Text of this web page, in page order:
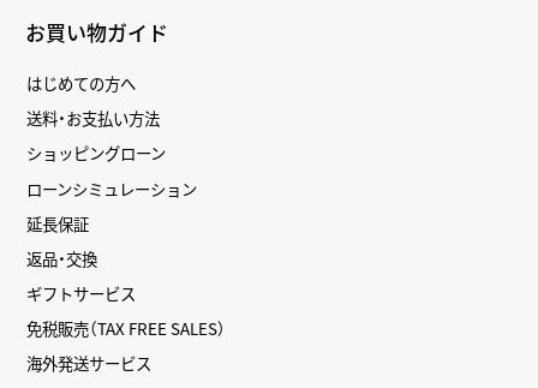
お買い物ガイド
はじめての方へ
送料・お支払い方法
ショッピングローン
ローンシミュレーション
延長保証
返品・交換
ギフトサービス
免税販売（TAX FREE SALES）
海外発送サービス